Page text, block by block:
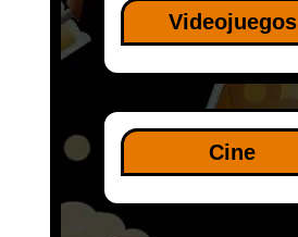
Videojuegos
Cine